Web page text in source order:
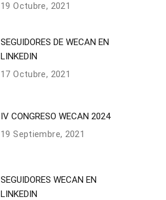
19 Octubre, 2021
SEGUIDORES DE WECAN EN
LINKEDIN
17 Octubre, 2021
IV CONGRESO WECAN 2024
19 Septiembre, 2021
SEGUIDORES WECAN EN
LINKEDIN